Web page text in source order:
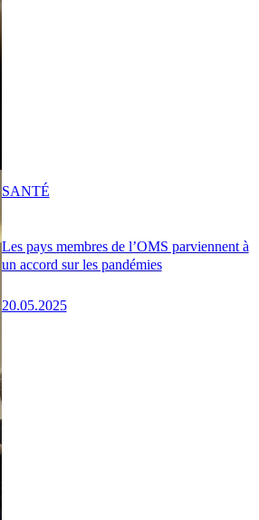
Les pays membres de l’OMS parviennent à
un accord sur les pandémies
20.05.2025
SANTÉ